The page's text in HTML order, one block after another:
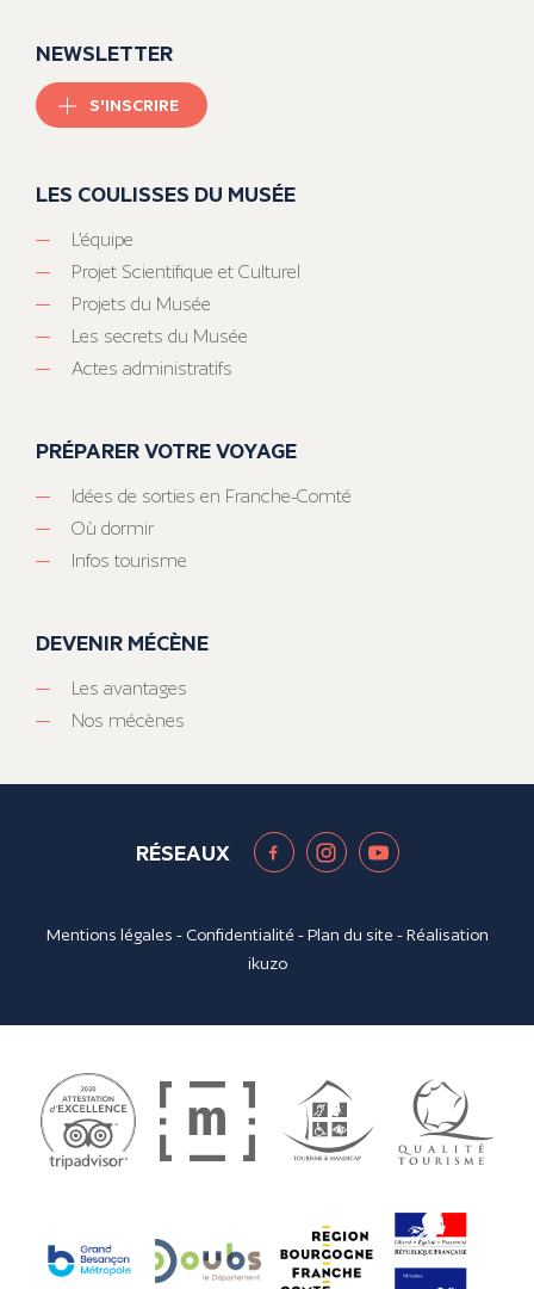
NEWSLETTER
S'INSCRIRE
LES COULISSES DU MUSÉE
L’équipe
Projet Scientifique et Culturel
Projets du Musée
Les secrets du Musée
Actes administratifs
PRÉPARER VOTRE VOYAGE
Idées de sorties en Franche-Comté
Où dormir
Infos tourisme
DEVENIR MÉCÈNE
Les avantages
Nos mécènes
RÉSEAUX
Mentions légales - Confidentialité -Plan du site - Réalisation
ikuzo